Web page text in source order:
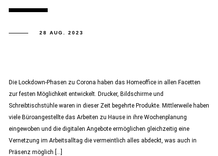
28 AUG. 2023
Die Lockdown-Phasen zu Corona haben das Homeoffice in allen Facetten
zur festen Möglichkeit entwickelt. Drucker, Bildschirme und
Schreibtischstühle waren in dieser Zeit begehrte Produkte. Mittlerweile haben
viele Büroangestellte das Arbeiten zu Hause in ihre Wochenplanung
eingewoben und die digitalen Angebote ermöglichen gleichzeitig eine
Vernetzung im Arbeitsalltag die vermeintlich alles abdeckt, was auch in
Präsenz möglich […]